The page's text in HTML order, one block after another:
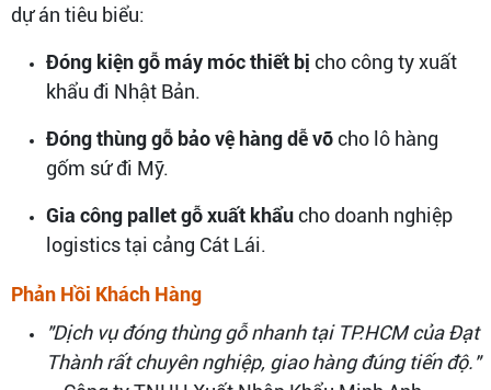
dự án tiêu biểu:
Đóng kiện gỗ máy móc thiết bị cho công ty xuất
khẩu đi Nhật Bản.
Đóng thùng gỗ bảo vệ hàng dễ vỡcho lô hàng
gốm sứ đi Mỹ.
Gia công pallet gỗ xuất khẩucho doanh nghiệp
logistics tại cảng Cát Lái.
Phản Hồi Khách Hàng
"Dịch vụ đóng thùng gỗ nhanh tại TP.HCM của Đạt
Thành rất chuyên nghiệp, giao hàng đúng tiến độ."